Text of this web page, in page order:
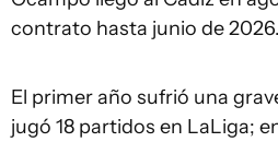
contrato hasta junio de 2026.
El primer año sufrió una
jugó 18 partidos en LaLiga;